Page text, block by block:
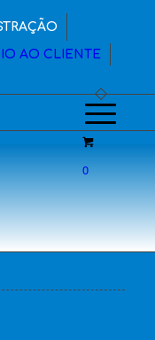
AO CLIENTE
0